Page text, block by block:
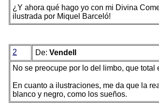
¿Y ahora qué hago yo con mi Divina
ilustrada por Miquel Barceló!
2 De: Vendell
No se preocupe por lo del limbo, que total
En cuanto a ilustraciones, me da que la
blanco y negro, como los sueños.